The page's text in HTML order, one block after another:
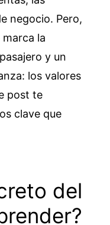
negocio. Pero,
la
y un
los valores
post te
clave que
del